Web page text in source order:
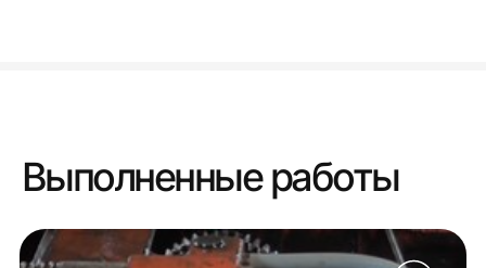
Выполненные работы